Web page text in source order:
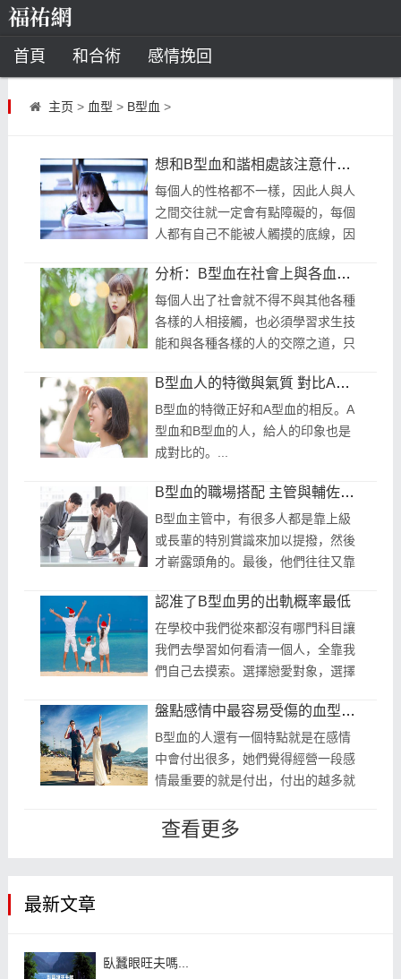
首頁 和合術 感情挽回
道教法事
風水 招財方法 化煞法事
星座
白羊座 水瓶座 摩羯座
算命
八字命理 八字合婚 運勢測算
主页 > 血型 > B型血 >
想和B型血和諧相處該注意什麼？
每個人的性格都不一樣，因此人與人
之間交往就一定會有點障礙的，每個
人都有自己不能被人觸摸的底線，因
翼的，不然很容易就會鬧出矛盾來，
那...
分析：B型血在社會上與各血型的人際關係！
每個人出了社會就不得不與其他各種
各樣的人相接觸，也必須學習求生技
能和與各種各樣的人的交際之道，只
各種場合遊魚得水呢，你是否正在疑
惑...
B型血人的特徵與氣質 對比A型血就有意思了
B型血的特徵正好和A型血的相反。A
型血和B型血的人，給人的印象也是
成對比的。...
B型血的職場搭配 主管與輔佐的關係
B型血主管中，有很多人都是靠上級
或長輩的特別賞識來加以提撥，然後
才嶄露頭角的。最後，他們往往又靠
座。...
認准了B型血男的出軌概率最低
在學校中我們從來都沒有哪門科目讓
我們去學習如何看清一個人，全靠我
們自己去摸索。選擇戀愛對象，選擇
樣，考滿分的人將獲得終身的安穩幸
福...
盤點感情中最容易受傷的血型女，心疼
B型血的人還有一個特點就是在感情
中會付出很多，她們覺得經營一段感
情最重要的就是付出，付出的越多就
己越愛對方。...
查看更多
最新文章
臥蠶眼旺夫嗎...